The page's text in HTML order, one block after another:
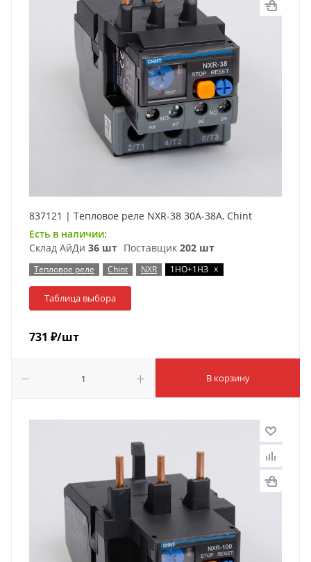
837121 | Тепловое реле NXR-38 30А-38А, Chint
Есть в наличии:
Склад АйДи 36 шт Поставщик 202 шт
Тепловое реле Chint NXR 1НО+1НЗ x
Таблица выбора
731 ₽/шт
В корзину